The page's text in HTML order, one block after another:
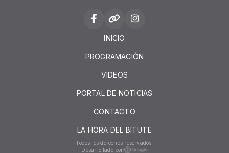
INICIO
PROGRAMACIÓN
VIDEOS
PORTAL DE NOTICIAS
CONTACTO
LA HORA DEL BITUTE
Todos los derechos reservados.
Desarrollado por